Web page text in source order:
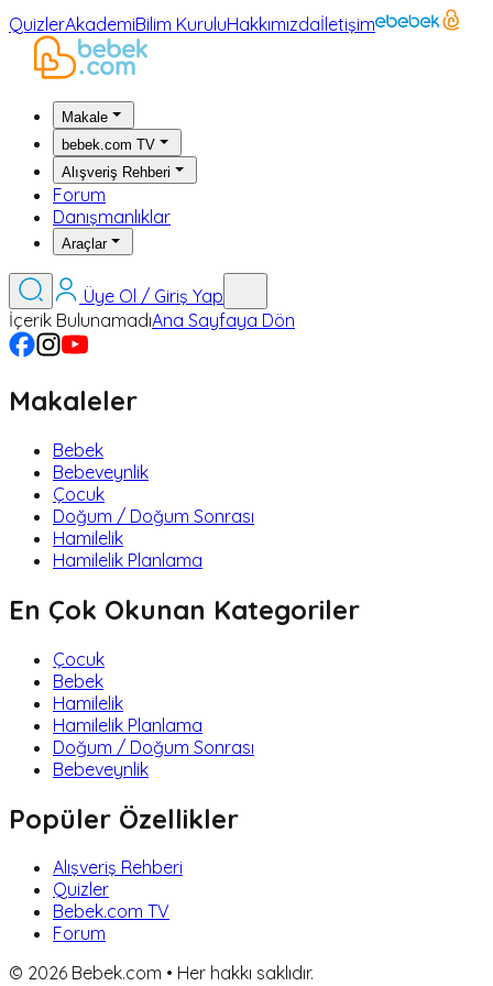
QuizlerAkademiBilim KuruluHakkımızdaİletişim
Makale
bebek.com TV
Alışveriş Rehberi
Forum
Danışmanlıklar
Araçlar
Üye Ol / Giriş Yap
İçerik BulunamadıAna Sayfaya Dön
Makaleler
Bebek
Bebeveynlik
Çocuk
Doğum / Doğum Sonrası
Hamilelik
Hamilelik Planlama
En Çok Okunan Kategoriler
Çocuk
Bebek
Hamilelik
Hamilelik Planlama
Doğum / Doğum Sonrası
Bebeveynlik
Popüler Özellikler
Alışveriş Rehberi
Quizler
Bebek.com TV
Forum
© 2026 Bebek.com • Her hakkı saklıdır.